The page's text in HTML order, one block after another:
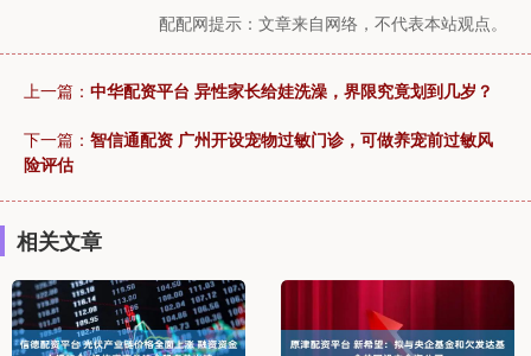
配配网提示：文章来自网络，不代表本站观点。
上一篇： 中华配资平台 异性家长给娃洗澡，界限究竟划到几岁？
下一篇： 智信通配资 广州开设宠物过敏门诊，可做养宠前过敏风
险评估
相关文章